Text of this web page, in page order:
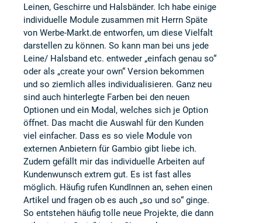
Leinen, Geschirre und Halsbänder. Ich habe einige
individuelle Module zusammen mit Herrn Späte
von Werbe-Markt.de entworfen, um diese Vielfalt
darstellen zu können. So kann man bei uns jede
Leine/ Halsband etc. entweder „einfach genau so“
oder als „create your own“ Version bekommen
und so ziemlich alles individualisieren. Ganz neu
sind auch hinterlegte Farben bei den neuen
Optionen und ein Modal, welches sich je Option
öffnet. Das macht die Auswahl für den Kunden
viel einfacher. Dass es so viele Module von
externen Anbietern für Gambio gibt liebe ich.
Zudem gefällt mir das individuelle Arbeiten auf
Kundenwunsch extrem gut. Es ist fast alles
möglich. Häufig rufen KundInnen an, sehen einen
Artikel und fragen ob es auch „so und so“ ginge.
So entstehen häufig tolle neue Projekte, die dann